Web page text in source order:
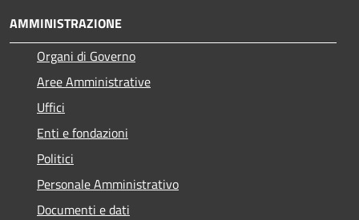
AMMINISTRAZIONE
Organi di Governo
Aree Amministrative
Uffici
Enti e fondazioni
Politici
Personale Amministrativo
Documenti e dati